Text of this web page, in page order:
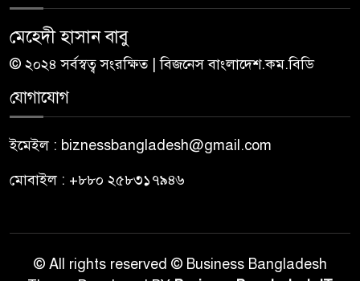
মেহেদী হাসান বাবু
© ২০২৪ সর্বস্বত্ব সংরক্ষিত | বিজনেস বাংলাদেশ.কম.বিডি
যোগাযোগ
ইমেইল : biznessbangladesh@gmail.com
মোবাইল : +৮৮০ ২৫৮৩১৭৯৪৬
© All rights reserved © Business Bangladesh